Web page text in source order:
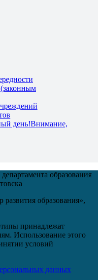
Внимание,
образования
образования»,
принадлежат
Использование этого
условий
данных